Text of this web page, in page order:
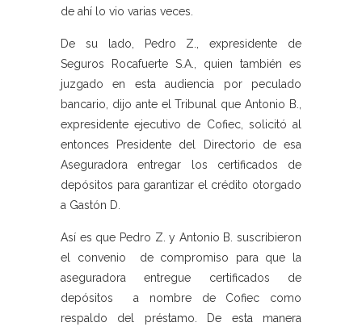
de ahí lo vio varias veces.
De su lado, Pedro Z., expresidente de
Seguros Rocafuerte S.A., quien también es
juzgado en esta audiencia por peculado
bancario, dijo ante el Tribunal que Antonio B.,
expresidente ejecutivo de Cofiec, solicitó al
entonces Presidente del Directorio de esa
Aseguradora entregar los certificados de
depósitos para garantizar el crédito otorgado
a Gastón D.
Así es que Pedro Z. y Antonio B. suscribieron
el convenio de compromiso para que la
aseguradora entregue certificados de
depósitos a nombre de Cofiec como
respaldo del préstamo. De esta manera